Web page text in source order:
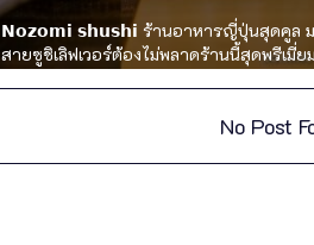
𝗡𝗼𝘇𝗼𝗺𝗶 𝘀𝗵𝘂𝘀𝗵𝗶 ร้านอาหารญี่ปุ่นสุดคูล ม
สายซูชิเลิฟเวอร์ต้องไม่พลาดร้านนี้สุดพรีเมี่ยม
No Post